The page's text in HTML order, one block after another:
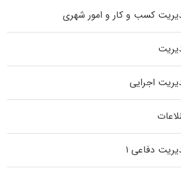
کسب و کار و امور شهری
اجرایی
دفاعی ۱